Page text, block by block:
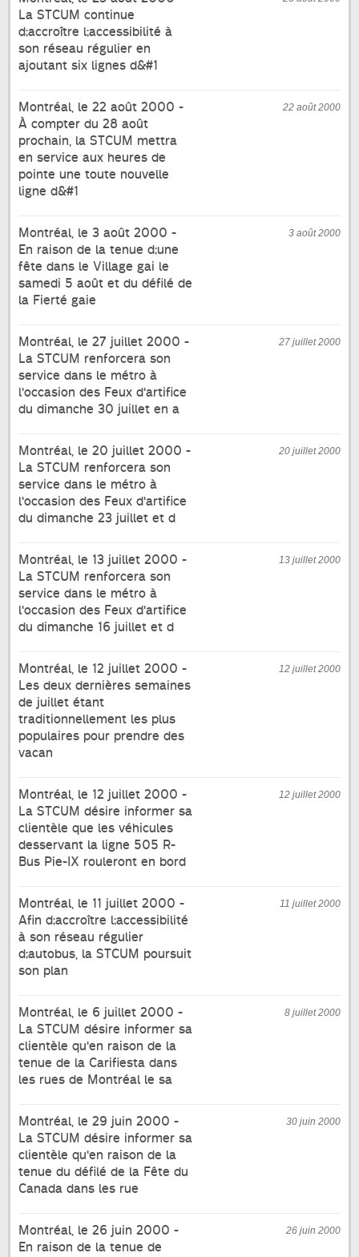
La STCUM continue
d;accroître l;accessibilité à
son réseau régulier en
ajoutant six lignes d&#1
22 août 2000
Montréal, le 22 août 2000 -
À compter du 28 août
prochain, la STCUM mettra
en service aux heures de
pointe une toute nouvelle
ligne d&#1
3 août 2000
Montréal, le 3 août 2000 -
En raison de la tenue d;une
fête dans le Village gai le
samedi 5 août et du défilé de
la Fierté gaie
27 juillet 2000
Montréal, le 27 juillet 2000 -
La STCUM renforcera son
service dans le métro à
l'occasion des Feux d'artifice
du dimanche 30 juillet en a
20 juillet 2000
Montréal, le 20 juillet 2000 -
La STCUM renforcera son
service dans le métro à
l'occasion des Feux d'artifice
du dimanche 23 juillet et d
13 juillet 2000
Montréal, le 13 juillet 2000 -
La STCUM renforcera son
service dans le métro à
l'occasion des Feux d'artifice
du dimanche 16 juillet et d
12 juillet 2000
Montréal, le 12 juillet 2000 -
Les deux dernières semaines
de juillet étant
traditionnellement les plus
populaires pour prendre des
vacan
12 juillet 2000
Montréal, le 12 juillet 2000 -
La STCUM désire informer sa
clientèle que les véhicules
desservant la ligne 505 R-
Bus Pie-IX rouleront en bord
11 juillet 2000
Montréal, le 11 juillet 2000 -
Afin d;accroître l;accessibilité
à son réseau régulier
d;autobus, la STCUM poursuit
son plan
8 juillet 2000
Montréal, le 6 juillet 2000 -
La STCUM désire informer sa
clientèle qu'en raison de la
tenue de la Carifiesta dans
les rues de Montréal le sa
30 juin 2000
Montréal, le 29 juin 2000 -
La STCUM désire informer sa
clientèle qu'en raison de la
tenue du défilé de la Fête du
Canada dans les rue
26 juin 2000
Montréal, le 26 juin 2000 -
En raison de la tenue de